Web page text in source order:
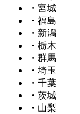
・宮城
・福島
・新潟
・栃木
・群馬
・埼玉
・千葉
・茨城
・山梨